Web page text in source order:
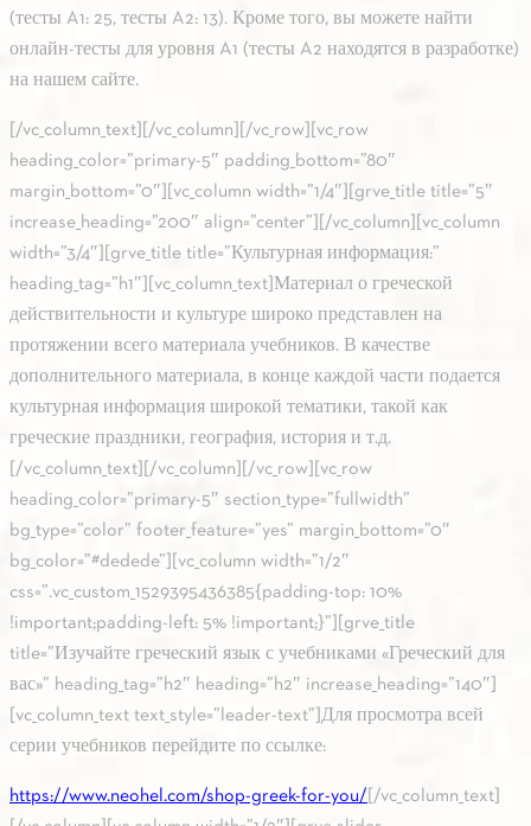
(тесты A1: 25, тесты A2: 13). Кроме того, вы можете найти
онлайн-тесты для уровня A1 (тесты A2 находятся в разработке)
на нашем сайте.
[/vc_column_text][/vc_column][/vc_row][vc_row
heading_color=”primary-5″ padding_bottom=”80″
margin_bottom=”0″][vc_column width=”1/4″][grve_title title=”5″
increase_heading=”200″ align=”center”][/vc_column][vc_column
width=”3/4″][grve_title title=”Культурная информация:”
heading_tag=”h1″][vc_column_text]Материал о греческой
действительности и культуре широко представлен на
протяжении всего материала учебников. В качестве
дополнительного материала, в конце каждой части подается
культурная информация широкой тематики, такой как
греческие праздники, география, история и т.д.
[/vc_column_text][/vc_column][/vc_row][vc_row
heading_color=”primary-5″ section_type=”fullwidth”
bg_type=”color” footer_feature=”yes” margin_bottom=”0″
bg_color=”#dedede”][vc_column width=”1/2″
css=”.vc_custom_1529395436385{padding-top: 10%
!important;padding-left: 5% !important;}”][grve_title
title=”Изучайте греческий язык с учебниками «Греческий для
вас»” heading_tag=”h2″ heading=”h2″ increase_heading=”140″]
[vc_column_text text_style=”leader-text”]Для просмотра всей
серии учебников перейдите по ссылке:
https://www.neohel.com/shop-greek-for-you/ [/vc_column_text]